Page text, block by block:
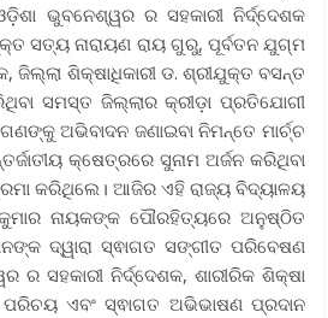
ଭୁବନେଶ୍ୱର ର ସହକାରୀ ନିର୍ଦ୍ଦେଶକ
ସତ୍ୟ ନାରାୟଣ ରାୟ ଗୁରୁ, ପୂର୍ବତନ ଯୁଗ୍ମ
ଜିଲ୍ଲା ଶିକ୍ଷାଧିକାରୀ ଡ. ଶ୍ରୀଯୁକ୍ତ ବସନ୍ତ
ସମସ୍ତ ଜିଲ୍ଲାର କ୍ରୀଡ଼ା ପ୍ରତିଯୋଗୀ
ଅଭିବାଦନ ଜଣାଇବା ନିମନ୍ତେ ମାର୍ଚ୍ଚ
କ୍ଷେତ୍ରରେ ସୁନାମ ଅର୍ଜନ କରିଥିବା
କରିଥିଲେ। ଆଜିର ଏହି ରାଜ୍ୟ ବିଦ୍ୟାଳୟ
ନାୟକଙ୍କ ପୌରହିତ୍ୟରେ ଅନୁଷ୍ଠିତ
ଦ୍ୱାରା ସ୍ଵାଗତ ସଙ୍ଗୀତ ପରିବେଷଣ
ର ସହକାରୀ ନିର୍ଦ୍ଦେଶକ, ଶାରୀରିକ ଶିକ୍ଷା
ଏବଂ ସ୍ଵାଗତ ଅଭିଭାଷଣ ପ୍ରଦାନ